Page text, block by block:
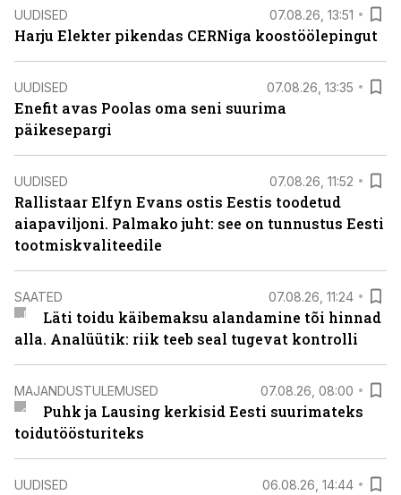
UUDISED 07.08.26, 13:51
Harju Elekter pikendas CERNiga koostöölepingut
UUDISED 07.08.26, 13:35
Enefit avas Poolas oma seni suurima
päikesepargi
UUDISED 07.08.26, 11:52
Rallistaar Elfyn Evans ostis Eestis toodetud
aiapaviljoni. Palmako juht: see on tunnustus Eesti
tootmiskvaliteedile
SAATED 07.08.26, 11:24
Läti toidu käibemaksu alandamine tõi hinnad
alla. Analüütik: riik teeb seal tugevat kontrolli
MAJANDUSTULEMUSED 07.08.26, 08:00
Puhk ja Lausing kerkisid Eesti suurimateks
toidutöösturiteks
UUDISED 06.08.26, 14:44